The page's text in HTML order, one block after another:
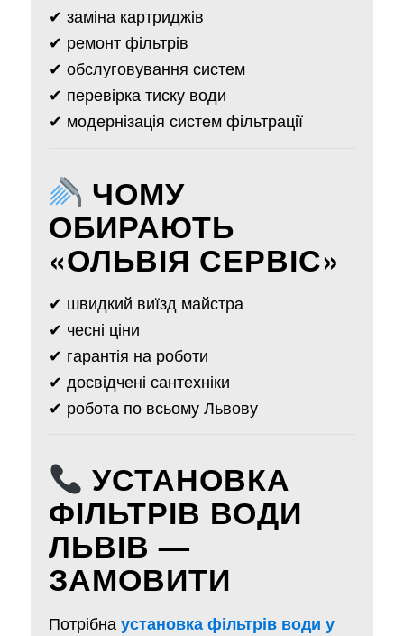
✔ заміна картриджів
✔ ремонт фільтрів
✔ обслуговування систем
✔ перевірка тиску води
✔ модернізація систем фільтрації
ЧОМУ
ОБИРАЮТЬ
«ОЛЬВІЯ СЕРВІС»
✔ швидкий виїзд майстра
✔ чесні ціни
✔ гарантія на роботи
✔ досвідчені сантехніки
✔ робота по всьому Львову
УСТАНОВКА
ФІЛЬТРІВ ВОДИ
ЛЬВІВ —
ЗАМОВИТИ
Потрібнаустановка фільтрів води у